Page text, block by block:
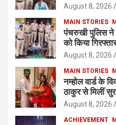
August 8, 2026
MAIN STORIES
पंचरुखी पुलिस ने
को किया
August 8, 2026
MAIN STORIES
नम्होल वार्ड के
ठाकुर से मिलीं
August 8, 2026
ACHIEVEMENT